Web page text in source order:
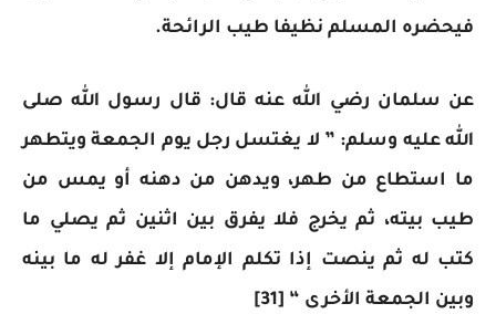
فيحضره المسلم نظيفا طيب الرائحة.
عن سلمان رضي الله عنه قال: قال رسول الله صلى
الله عليه وسلم: ” لا يغتسل رجل يوم الجمعة ويتطهر
ما استطاع من طهر، ويدهن من دهنه أو يمس من
طيب بيته، ثم يخرج فلا يفرق بين اثنين ثم يصلي ما
كتب له ثم ينصت إذا تكلم الإمام إلا غفر له ما بينه
وبين الجمعة الأخرى “ [31]